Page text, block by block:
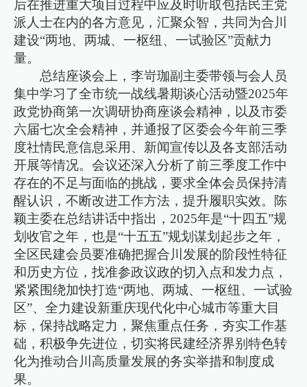
后在推进重大项目过程中应及时听取包括民主党
派人士在内的各方意见，汇聚众智，共同为合川
建设“两地、两城、一枢纽、一试验区”贡献力
量。
总结座谈会上，李岢珈副主委带领与会人员
集中学习了全市统一战线暑期谈心活动暨2025年
政党协商第一次调研协商座谈会精神，以及市委
六届七次全会精神，并通报了区委会今年前三季
度社情民意信息采用、新闻宣传以及各支部活动
开展等情况。会议还深入分析了前三季度工作中
存在的不足与面临的挑战，要求全体会员保持清
醒认识，不断改进工作方法，提升履职实效。陈
颖主委在总结讲话中指出，2025年是“十四五”规
划收官之年，也是“十五五”规划谋划起步之年，
全区民建会员要准确把握合川发展的阶段性特征
和历史方位，找准参政议政的切入点和发力点，
紧紧围绕加快打造“两地、两城、一枢纽、一试验
区”、全力建设新重庆现代化中心城市等重大目
标，保持战略定力，聚焦重点任务，夯实工作基
础，积极争先进位，切实将民建经济界别特色转
化为推动合川高质量发展的务实举措和制度成
果。